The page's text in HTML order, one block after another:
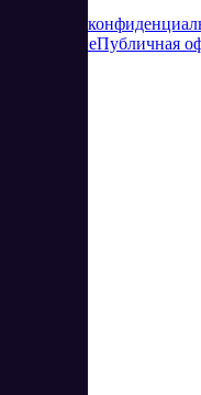
Политика
соглашениеПубличная